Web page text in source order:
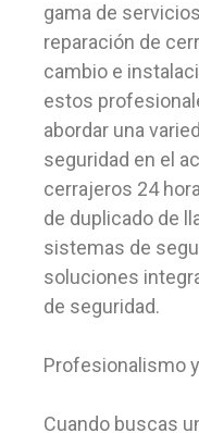
gama de
reparación de
cambio e
estos
abordar una
seguridad en el
cerrajeros 24
de duplicado de
sistemas de
soluciones
de seguridad.
Profesionalismo
Cuando buscas